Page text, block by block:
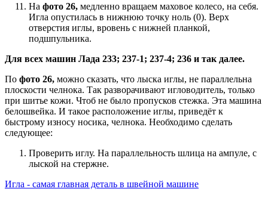
На фото 26, медленно вращаем маховое колесо, на себя.
Игла опустилась в нижнюю точку ноль (0). Верх
отверстия иглы, вровень с нижней планкой,
подшпульника.
Для всех машин Лада 233; 237-1; 237-4; 236 и так далее.
По фото 26, можно сказать, что лыска иглы, не параллельна
плоскости челнока. Так разворачивают игловодитель, только
при шитье кожи. Чтоб не было пропусков стежка. Эта машина
белошвейка. И такое расположение иглы, приведёт к
быстрому износу носика, челнока. Необходимо сделать
следующее:
Проверить иглу. На параллельность шлица на ампуле, с
лыской на стержне.
Игла - самая главная деталь в швейной машине